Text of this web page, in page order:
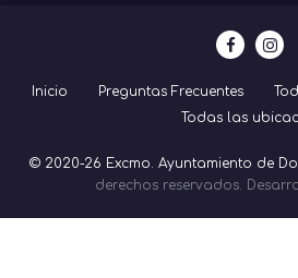
Inicio Preguntas Frecuentes
Todas las
© 2020-26 Excmo. Ayuntamiento de
derechos reservados.